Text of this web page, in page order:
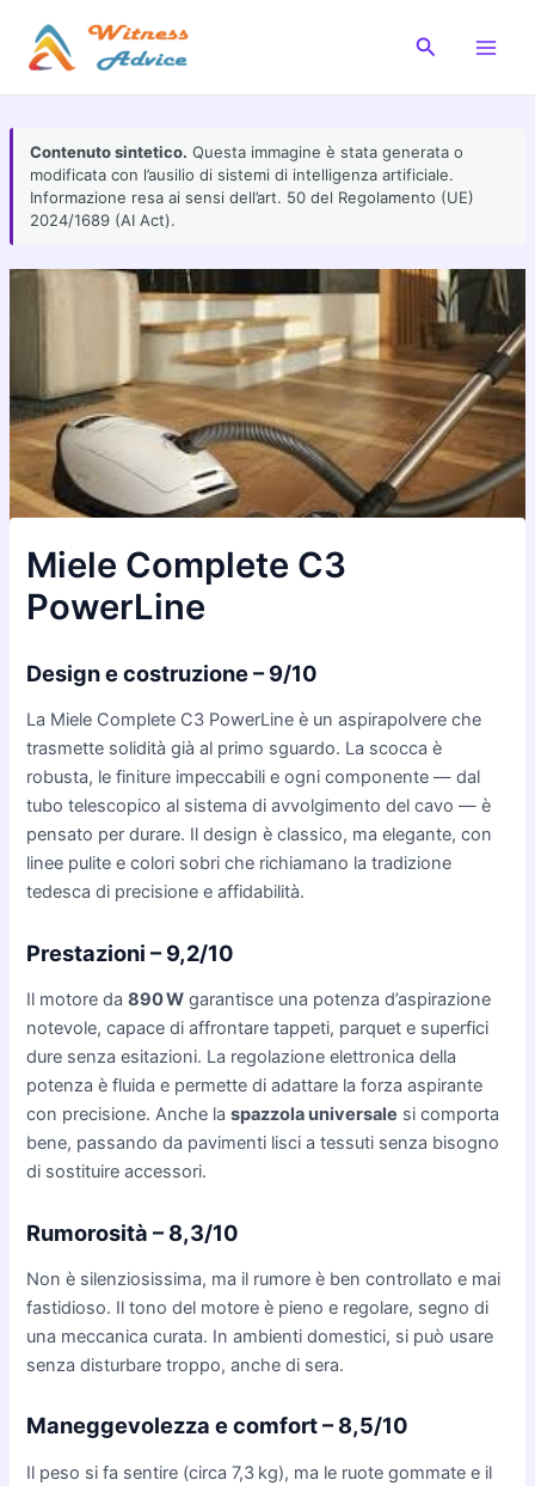
contenuto
Cerca
Contenuto sintetico. Questa immagine è stata generata o
modificata con l’ausilio di sistemi di intelligenza artificiale.
Informazione resa ai sensi dell’art. 50 del Regolamento (UE)
2024/1689 (AI Act).
Miele Complete C3
PowerLine
Design e costruzione – 9/10
La Miele Complete C3 PowerLine è un aspirapolvere che
trasmette solidità già al primo sguardo. La scocca è
robusta, le finiture impeccabili e ogni componente — dal
tubo telescopico al sistema di avvolgimento del cavo — è
pensato per durare. Il design è classico, ma elegante, con
linee pulite e colori sobri che richiamano la tradizione
tedesca di precisione e affidabilità.
Prestazioni – 9,2/10
Il motore da890 W garantisce una potenza d’aspirazione
notevole, capace di affrontare tappeti, parquet e superfici
dure senza esitazioni. La regolazione elettronica della
potenza è fluida e permette di adattare la forza aspirante
con precisione. Anche laspazzola universale si comporta
bene, passando da pavimenti lisci a tessuti senza bisogno
di sostituire accessori.
Rumorosità – 8,3/10
Non è silenziosissima, ma il rumore è ben controllato e mai
fastidioso. Il tono del motore è pieno e regolare, segno di
una meccanica curata. In ambienti domestici, si può usare
senza disturbare troppo, anche di sera.
Maneggevolezza e comfort – 8,5/10
Il peso si fa sentire (circa 7,3 kg), ma le ruote gommate e il